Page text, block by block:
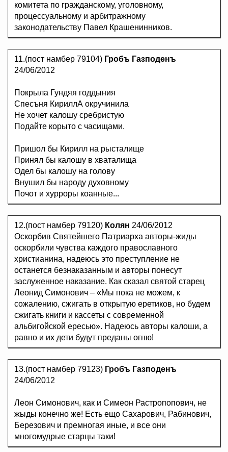
комитета по гражданскому, уголовному,
процессуальному и арбитражному
законодательству Павел Крашенинников.
11.(пост намбер 79104) Гробъ Газподенъ
24/06/2012
Покрыла Гундяя годдыния
Спесъня КириллА окручинила
Не хочет калошу сребристую
Подайте корыто с часищами.
Пришол бы Кирилл на рысталище
Принял бы калошу в хваталища
Одел бы калошу на голову
Внушил бы народу духовному
Почот и хурроры коанные...
12.(пост намбер 79120) Колян 24/06/2012
Оскорбив Святейшего Патриарха авторы-жиды
оскорбили чувства каждого православного
христианина, надеюсь это преступление не
останется безнаказанным и авторы понесут
заслуженное наказание. Как сказал святой старец
Леонид Симонович – «Мы пока не можем, к
сожалению, сжигать в открытую еретиков, но будем
сжигать книги и кассеты с современной
альбигойской ересью». Надеюсь авторы калоши, а
равно и их дети будут преданы огню!
13.(пост намбер 79123) Гробъ Газподенъ
24/06/2012
Леон Симонович, как и Симеон Растропопович, не
жыды конечно же! Есть ещо Сахарович, Рабинович,
Березович и премногая иные, и все они
многомудрые старцы таки!